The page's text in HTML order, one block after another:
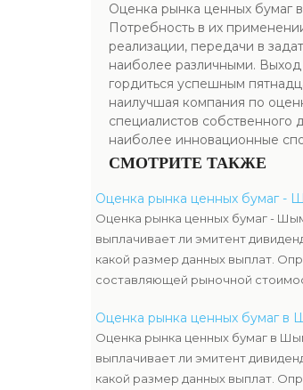
Оценка рынка ценных бумаг
Потребность в их
реализации, передачи в
наиболее различными.
гордиться успешным
наилучшая компания по
специалистов
наиболее инновационные
СМОТРИТЕ ТАКЖЕ
Оценка рынка ценных бумаг -
Оценка рынка ценных бумаг -
выплачивает ли эмитент
какой размер данных выплат.
составляющей рыночной
ценных бумаг.
Оценка рынка ценных бумаг в
Оценка рынка ценных бумаг в
выплачивает ли эмитент
какой размер данных выплат.